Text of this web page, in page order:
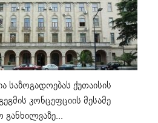
საზოგადოებას ქუთაისის
კონცეფციის მესამე
განხილვაზე...